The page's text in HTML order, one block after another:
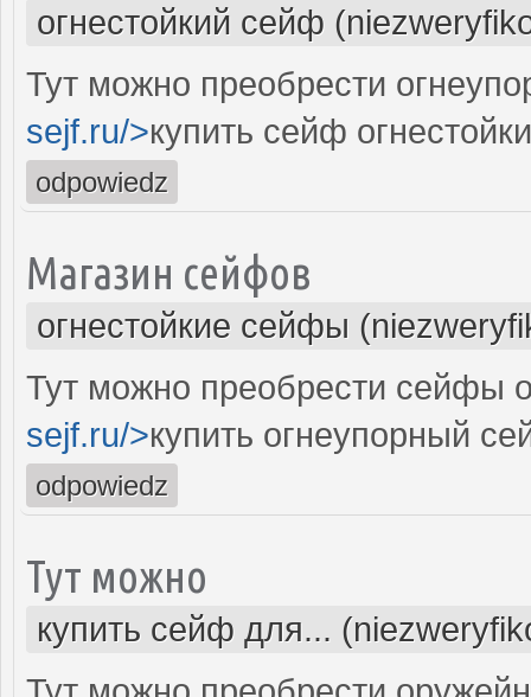
огнестойкий сейф
Тут можно преобрести
sejf.ru/>купить сейф
odpowiedz
Магазин сейфов
огнестойкие сейфы
Тут можно преобрести сейфы
sejf.ru/>купить огнеупорный
odpowiedz
Тут можно
купить сейф для...